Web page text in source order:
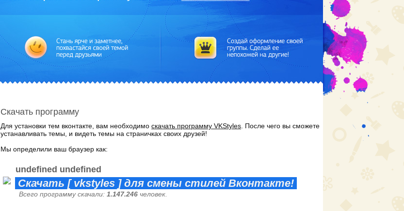
Скачать программу
Для установки тем вконтакте, вам необходимо скачать программу VKStyles . После чего вы сможете
устанавливать темы, и видеть темы на страничках своих друзей!
Мы определили ваш браузер как:
undefined undefined
Скачать [ vkstyles ] для смены стилей Вконтакте!
Всего программу скачали: 1.147.246 человек.